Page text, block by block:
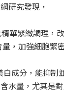
研究發現，
精華緊緻調理，
，加強細胞緊
成分，能抑制
水量，尤其是